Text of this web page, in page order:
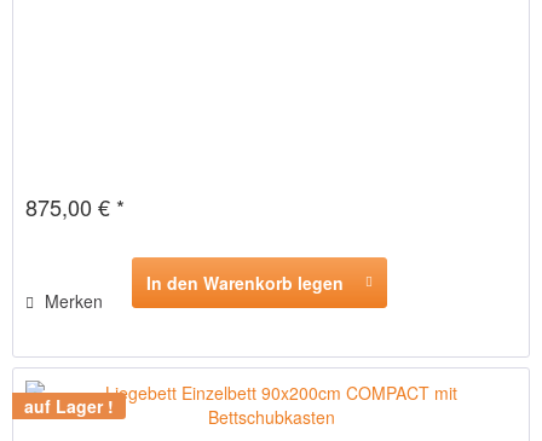
875,00 € *
Merken
In den Warenkorb legen
auf Lager !